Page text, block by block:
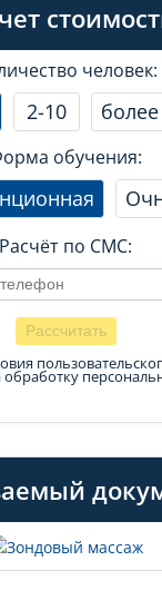
человек:
2-10
обучения:
Расчёт по СМС:
обработку